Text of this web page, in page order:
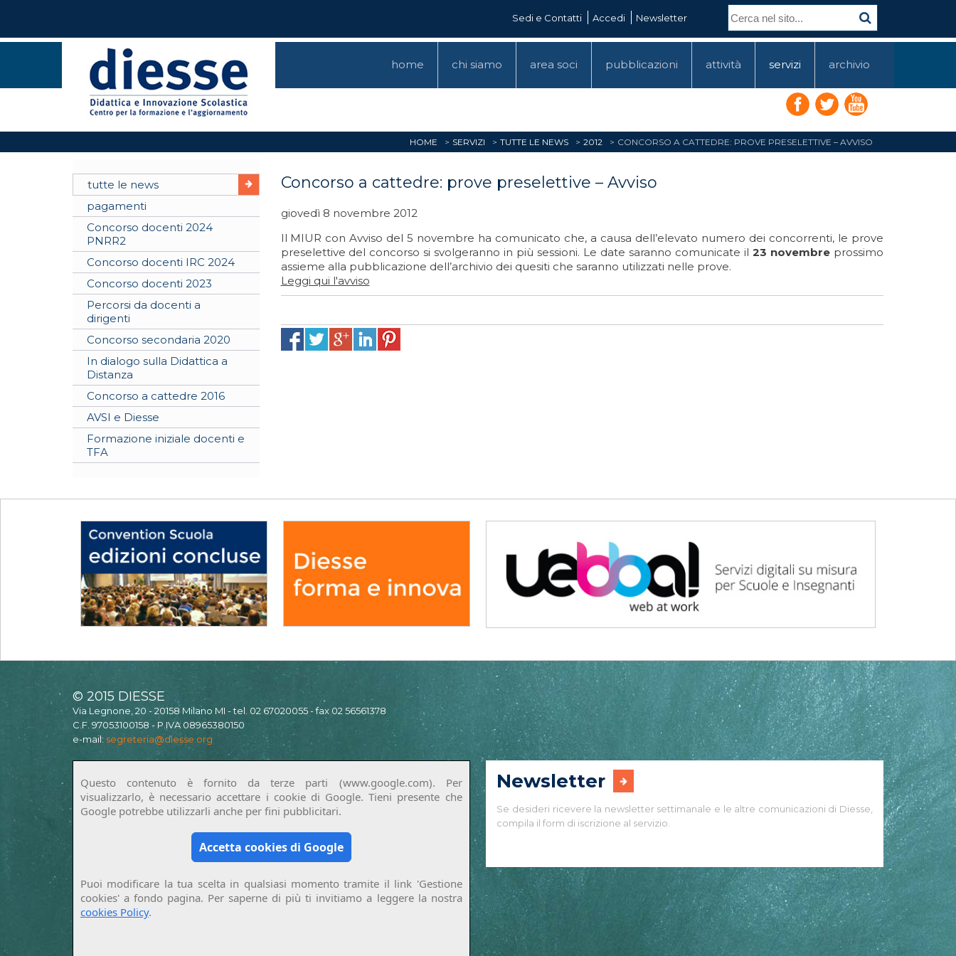
Sedi e Contatti Accedi Newsletter
home chi siamo area soci pubblicazioni attività servizi archivio
HOME SERVIZI TUTTE LE NEWS 2012 CONCORSO A CATTEDRE: PROVE PRESELETTIVE – AVVISO
tutte le news
pagamenti
Concorso docenti 2024
PNRR2
Concorso docenti IRC 2024
Concorso docenti 2023
Percorsi da docenti a
dirigenti
Concorso secondaria 2020
In dialogo sulla Didattica a
Distanza
Concorso a cattedre 2016
AVSI e Diesse
Formazione iniziale docenti e
TFA
Concorso a cattedre: prove preselettive – Avviso
giovedì 8 novembre 2012
Il MIUR con Avviso del 5 novembre ha comunicato che, a causa dell’elevato numero dei concorrenti, le prove
preselettive del concorso si svolgeranno in più sessioni. Le date saranno comunicate il23 novembre prossimo
assieme alla pubblicazione dell’archivio dei quesiti che saranno utilizzati nelle prove.
Leggi qui l'avviso
© 2015 DIESSE
Via Legnone, 20 - 20158 Milano MI - tel. 02 67020055 - fax 02 56561378
C.F. 97053100158 - P.IVA 08965380150
e-mail: segreteria@diesse.org
Questo contenuto è fornito da terze parti (www.google.com). Per
visualizzarlo, è necessario accettare i cookie di Google. Tieni presente che
Google potrebbe utilizzarli anche per fini pubblicitari.
Accetta cookies di Google
Puoi modificare la tua scelta in qualsiasi momento tramite il link 'Gestione
cookies' a fondo pagina. Per saperne di più ti invitiamo a leggere la nostra
cookies Policy.
Newsletter
Se desideri ricevere la newsletter settimanale e le altre comunicazioni di Diesse,
compila il form di iscrizione al servizio.